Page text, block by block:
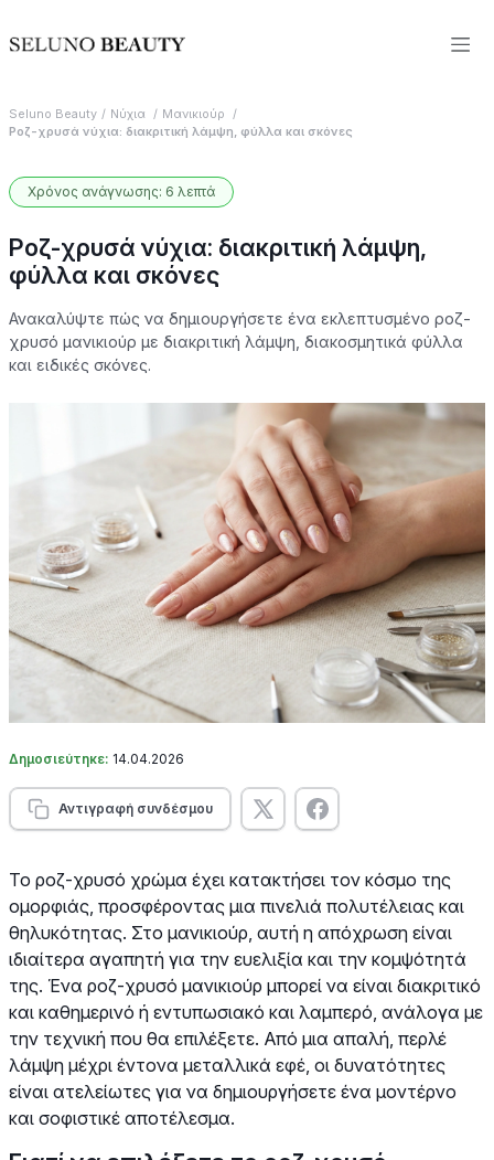
Seluno Beauty Νύχια
Μανικιούρ
Ροζ-χρυσά νύχια: διακριτική λάμψη, φύλλα και σκόνες
Χρόνος ανάγνωσης: 6 λεπτά
Ροζ-χρυσά νύχια: διακριτική λάμψη,
φύλλα και σκόνες
Ανακαλύψτε πώς να δημιουργήσετε ένα εκλεπτυσμένο ροζ-
χρυσό μανικιούρ με διακριτική λάμψη, διακοσμητικά φύλλα
και ειδικές σκόνες.
Δημοσιεύτηκε: 14.04.2026
Αντιγραφή συνδέσμου
Το ροζ-χρυσό χρώμα έχει κατακτήσει τον κόσμο της
ομορφιάς, προσφέροντας μια πινελιά πολυτέλειας και
θηλυκότητας. Στο μανικιούρ, αυτή η απόχρωση είναι
ιδιαίτερα αγαπητή για την ευελιξία και την κομψότητά
της. Ένα ροζ-χρυσό μανικιούρ μπορεί να είναι διακριτικό
και καθημερινό ή εντυπωσιακό και λαμπερό, ανάλογα με
την τεχνική που θα επιλέξετε. Από μια απαλή, περλέ
λάμψη μέχρι έντονα μεταλλικά εφέ, οι δυνατότητες
είναι ατελείωτες για να δημιουργήσετε ένα μοντέρνο
και σοφιστικέ αποτέλεσμα.